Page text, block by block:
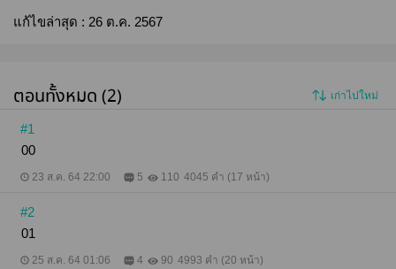
แก้ไขล่าสุด : 26 ต.ค. 2567
ตอนทั้งหมด (2) เก่าไปใหม่
#1
00
23 ส.ค. 64 22:00 5 110 4045 คำ (17 หน้า)
#2
01
25 ส.ค. 64 01:06 4 90 4993 คำ (20 หน้า)